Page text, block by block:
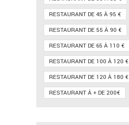
RESTAURANT DE 45 À 95 €
RESTAURANT DE 55 À 90 €
RESTAURANT DE 65 À 110 €
RESTAURANT DE 100 À 120 €
RESTAURANT DE 120 À 180 €
RESTAURANT À + DE 200€